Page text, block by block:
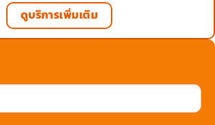
ดูบริการเพิ่มเติม